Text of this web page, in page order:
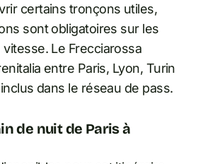
certains tronçons utiles,
sont obligatoires sur les
Le Frecciarossa
entre Paris, Lyon, Turin
dans le réseau de pass.
de nuit de Paris à